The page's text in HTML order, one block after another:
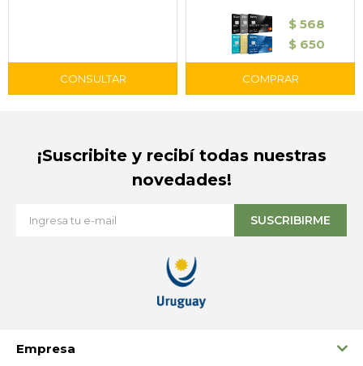
$ 568
$ 650
Empresa
¡Suscribite y recibí todas nuestras
novedades!
SUSCRIBIRME